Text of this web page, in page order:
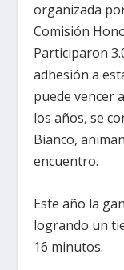
organizada
Comisión
Participaron
adhesión a
puede vencer
los años, se
Bianco,
encuentro.
Este año la
logrando un
16 minutos.